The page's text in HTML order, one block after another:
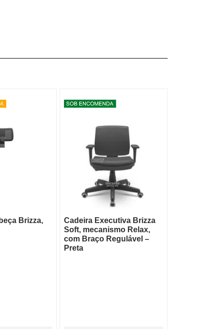
Brizza,
Cadeira Executiva Brizza
Soft, mecanismo Relax,
com Braço Regulável –
Preta